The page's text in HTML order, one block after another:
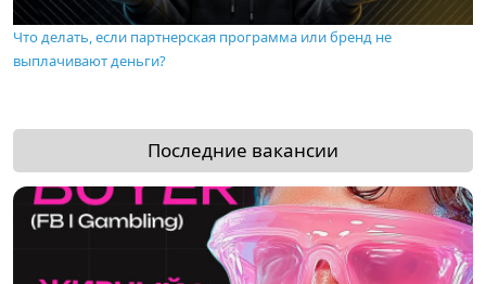
Что делать, если партнерская программа или бренд не
выплачивают деньги?
Последние вакансии